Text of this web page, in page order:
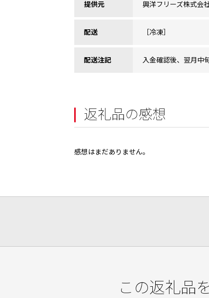
提供元 興洋フリーズ株式会
配送 ［冷凍］
配送注記 入金確認後、翌月中
返礼品の感想
感想はまだありません。
この返礼品